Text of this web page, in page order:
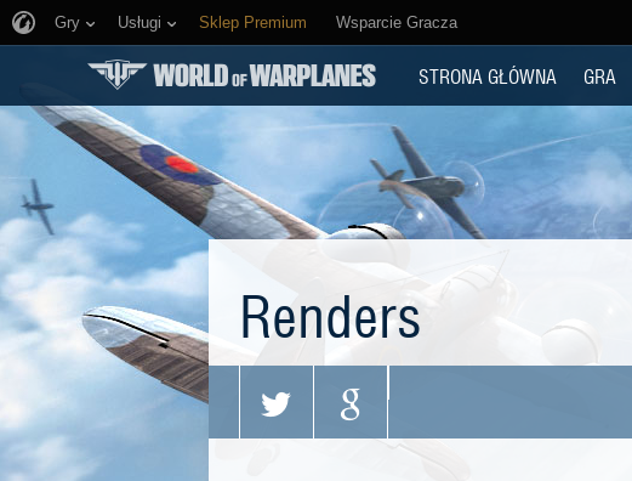
Gry Usługi Sklep Premium Wsparcie Gracza
STRONA GŁÓWNA GRA
Renders